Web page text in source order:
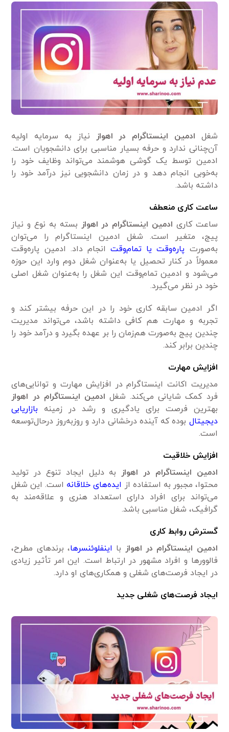
شغل ادمین اینستاگرام در اهواز
نیاز به سرمایه اولیه
آن‌چنانی ندارد و حرفه بسیار مناسبی برای دانشجویان است.
ادمین‌ توسط یک گوشی هوشمند می‌تواند وظایف خود را
به‌خوبی انجام دهد و در زمان دانشجویی نیز درآمد خود را
داشته باشد.
ساعت کاری منعطف
ساعت کاری ادمین اینستاگرام در اهواز بسته به نوع و نیاز
پیج، متغیر است. شغل ادمین اینستاگرام را می‌توان
به‌صورت پاره‌وقت یا تمام‌وقتانجام داد. ادمین‌ پاره‌وقت
معمولاً در کنار تحصیل یا به‌عنوان شغل دوم وارد این حوزه
می‌شود و ادمین‌ تمام‌وقت این شغل را به‌عنوان شغل اصلی
خود در نظر می‌گیرد.
اگر ادمین سابقه کاری خود را در این حرفه بیشتر کند و
تجربه و مهارت هم کافی داشته باشد، می‌تواند مدیریت
چندین پیج به‌صورت هم‌زمان را بر عهده بگیرد و درآمد خود را
چندین برابر کند.
افزایش مهارت
مدیریت اکانت اینستاگرام در افزایش مهارت و توانایی‌های
فرد کمک شایانی می‌کند. شغل ادمین اینستاگرام در اهواز
بهترین فرصت برای یادگیری و رشد در زمینه بازاریابی
دیجیتال بوده که آینده درخشانی دارد و روزبه‌روز درحال‌توسعه
است.
افزایش خلاقیت
ادمین‌ اینستاگرام در اهواز
به دلیل ایجاد تنوع در تولید
محتوا، مجبور به استفاده از ایده‌های خلاقانه است. این شغل
می‌تواند برای افراد دارای استعداد هنری و علاقه‌مند به
گرافیک، شغل مناسبی باشد.
گسترش روابط کاری
ادمین‌ اینستاگرام در اهواز با اینفلوئنسرها، برندهای مطرح،
فالوورها و افراد مشهور در ارتباط است. این امر تأثیر زیادی
در ایجاد فرصت‌های شغلی و همکاری‌های او دارد.
ایجاد فرصت‌های شغلی جدید